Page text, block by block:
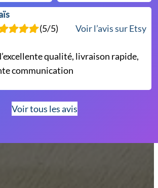
(5/5)
Voir l’avis sur Etsy
qualité, livraison rapide,
communication
Voir tous les avis